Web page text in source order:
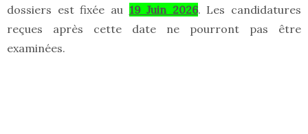
dossiers est fixée au 19 Juin 2026. Les candidatures
reçues après cette date ne pourront pas être
examinées.